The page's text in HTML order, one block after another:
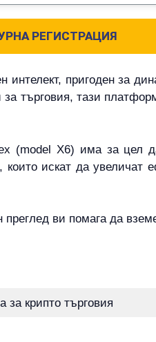
РЕГИСТРАЦИЯ
интелект, пригоден за
търговия, тази
(model X6) има за цел
искат да увеличат
ви помага да
крипто търговия